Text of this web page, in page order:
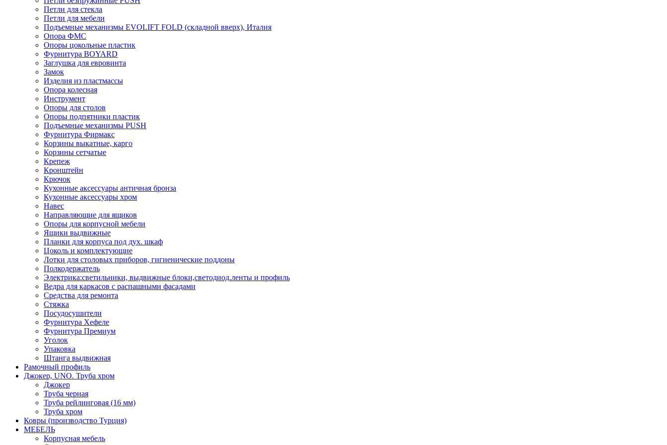
Петли для стекла
Петли для мебели
Подъемные механизмы EVOLIFT FOLD (складной вверх), Италия
Опора ФМС
Опоры цокольные пластик
Фурнитура BOYARD
Заглушка для евровинта
Замок
Изделия из пластмассы
Опора колесная
Инструмент
Опоры для столов
Опоры подпятники пластик
Подъемные механизмы PUSH
Фурнитура Фирмакс
Корзины выкатные, карго
Корзины сетчатые
Крепеж
Кронштейн
Крючок
Кухонные аксессуары античная бронза
Кухонные аксессуары хром
Навес
Направляющие для ящиков
Опоры для корпусной мебели
Ящики выдвижные
Планки для корпуса под дух. шкаф
Цоколь и комплектующие
Лотки для столовых приборов, гигиенические поддоны
Полкодержатель
Электрика:светильники, выдвижные блоки,светодиод.ленты и профиль
Ведра для каркасов с распашными фасадами
Средства для ремонта
Стяжка
Посудосушители
Фурнитура Хефеле
Фурнитура Премиум
Уголок
Упаковка
Штанга выдвижная
Рамочный профиль
Джокер, UNO. Труба хром
Джокер
Труба черная
Труба рейлинговая (16 мм)
Труба хром
Ковры (производство Турция)
МЕБЕЛЬ
Корпусная мебель